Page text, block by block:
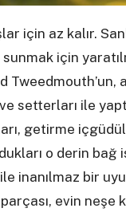
için az kalır.
için
setterları ile
getirme
o derin bağ
inanılmaz bir
evin neşe